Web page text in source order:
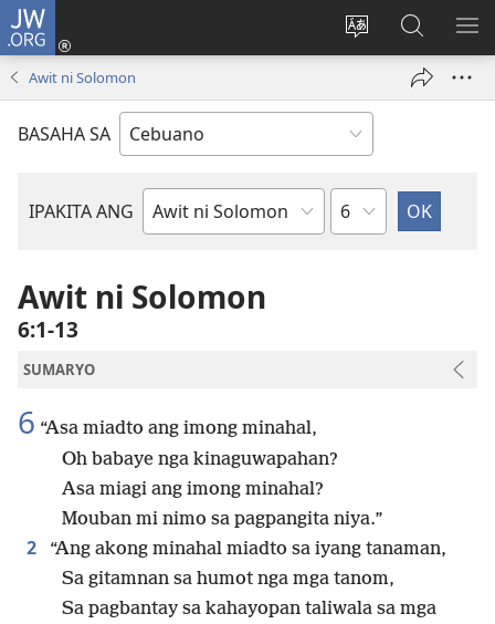
JW.ORG
Ilisi
pinulongan
sa
site
Log
ug
window)
Pangitaa
sa
JW.ORG
Awit ni Solomon
BASAHA SA
IPAKITA ANG
Basahon
Bibliya
Kapitulo
Awit ni Solomon
6:1-13
SUMARYO
6 “Asa miadto ang imong minahal,
Oh babaye nga kinaguwapahan?
Asa miagi ang imong minahal?
Mouban mi nimo sa pagpangita niya.”
2
“Ang akong minahal miadto sa iyang tanaman,
Sa gitamnan sa humot nga mga tanom,
Sa pagbantay sa kahayopan taliwala sa mga